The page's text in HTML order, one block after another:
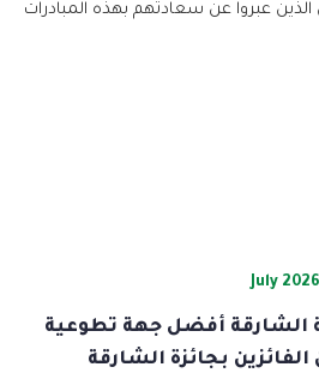
عبروا عن سعادتهم بهذه المبادرات
الشارقة أفضل جهة تطوعية
بجائزة الشارقة